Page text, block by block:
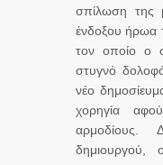
σπίλωση της
ένδοξου ήρωα
τον οποίο ο
στυγνό
νέο
χορηγία